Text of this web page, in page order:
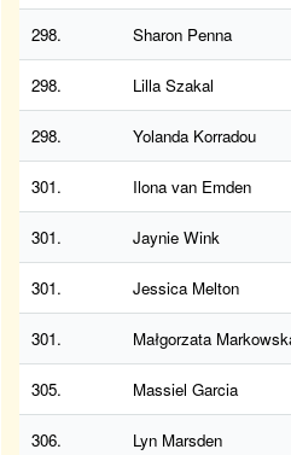
298. Sharon Penna
298. Lilla Szakal
298. Yolanda Korradou
301. Ilona van Emden
301. Jaynie Wink
301. Jessica Melton
301. Małgorzata
305. Massiel Garcia
306. Lyn Marsden